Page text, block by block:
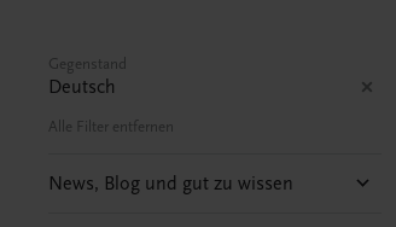
Gegenstand
Deutsch
Alle Filter entfernen
News, Blog und gut zu wissen